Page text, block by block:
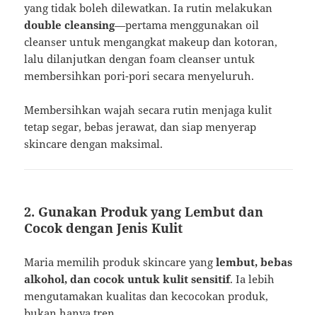
yang tidak boleh dilewatkan. Ia rutin melakukan
double cleansing—pertama menggunakan oil
cleanser untuk mengangkat makeup dan kotoran,
lalu dilanjutkan dengan foam cleanser untuk
membersihkan pori-pori secara menyeluruh.
Membersihkan wajah secara rutin menjaga kulit
tetap segar, bebas jerawat, dan siap menyerap
skincare dengan maksimal.
2. Gunakan Produk yang Lembut dan
Cocok dengan Jenis Kulit
Maria memilih produk skincare yanglembut, bebas
alkohol, dan cocok untuk kulit sensitif. Ia lebih
mengutamakan kualitas dan kecocokan produk,